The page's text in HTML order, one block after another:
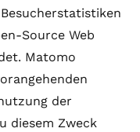
Source Web
Matomo
der
diesem Zweck